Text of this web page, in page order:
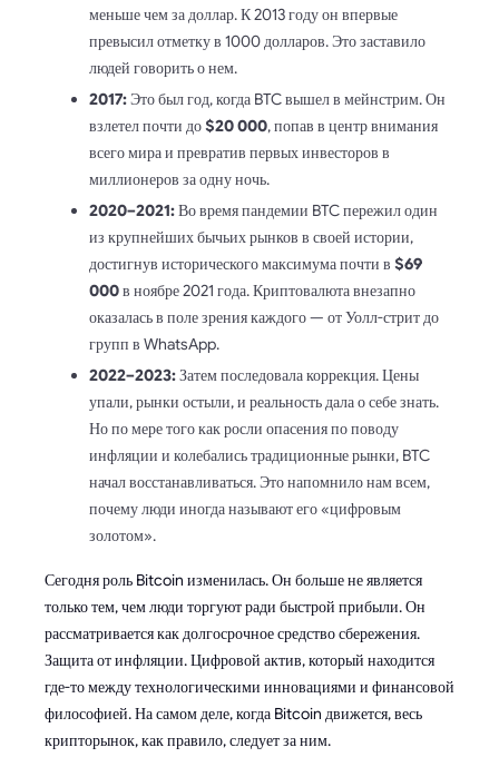
меньше чем за доллар. К 2013 году он впервые
превысил отметку в 1000 долларов. Это заставило
людей говорить о нем.
2017:Это был год, когда BTC вышел в мейнстрим. Он
взлетел почти до$20 000, попав в центр внимания
всего мира и превратив первых инвесторов в
миллионеров за одну ночь.
2020–2021:Во время пандемии BTC пережил один
из крупнейших бычьих рынков в своей истории,
достигнув исторического максимума почти в $69
000в ноябре 2021 года. Криптовалюта внезапно
оказалась в поле зрения каждого — от Уолл-стрит до
групп в WhatsApp.
2022–2023:Затем последовала коррекция. Цены
упали, рынки остыли, и реальность дала о себе знать.
Но по мере того как росли опасения по поводу
инфляции и колебались традиционные рынки, BTC
начал восстанавливаться. Это напомнило нам всем,
почему люди иногда называют его «цифровым
золотом».
Сегодня роль Bitcoin изменилась. Он больше не является
только тем, чем люди торгуют ради быстрой прибыли. Он
рассматривается как долгосрочное средство сбережения.
Защита от инфляции. Цифровой актив, который находится
где-то между технологическими инновациями и финансовой
философией. На самом деле, когда Bitcoin движется, весь
крипторынок, как правило, следует за ним.